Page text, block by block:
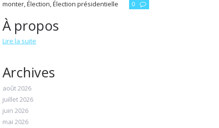
monter,Élection,Élection présidentielle 0
À propos
Lire la suite
Archives
août 2026
juillet 2026
juin 2026
mai 2026